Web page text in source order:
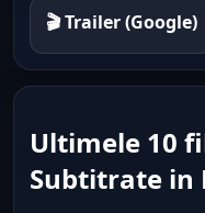
🎬 Trailer (Google)
Ultimele 10
Subtitrate in